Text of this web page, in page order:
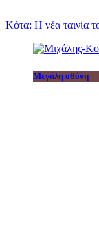
Κότα: Η νέα ταινία
Μεγάλη οθόνη